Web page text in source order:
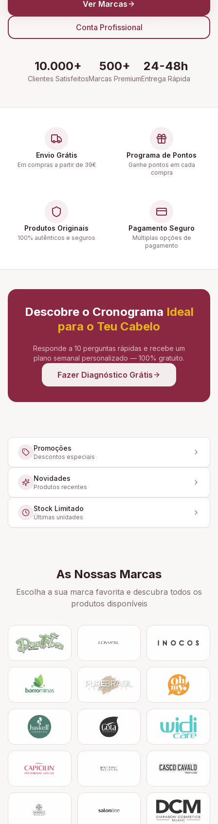
Ver Marcas
Conta Profissional
10.000+
Clientes Satisfeitos
500+
Marcas Premium
24-48h
Entrega Rápida
Envio Grátis
Em compras a partir de 39€
Programa de Pontos
Ganhe pontos em cada
compra
Produtos Originais
100% autênticos e seguros
Pagamento Seguro
Múltiplas opções de
pagamento
Descobre o Cronograma Ideal
para o Teu Cabelo
Responde a 10 perguntas rápidas e recebe um
plano semanal personalizado — 100% gratuito.
Fazer Diagnóstico Grátis
Promoções
Descontos especiais
Novidades
Produtos recentes
Stock Limitado
Últimas unidades
As Nossas Marcas
Escolha a sua marca favorita e descubra todos os
produtos disponíveis